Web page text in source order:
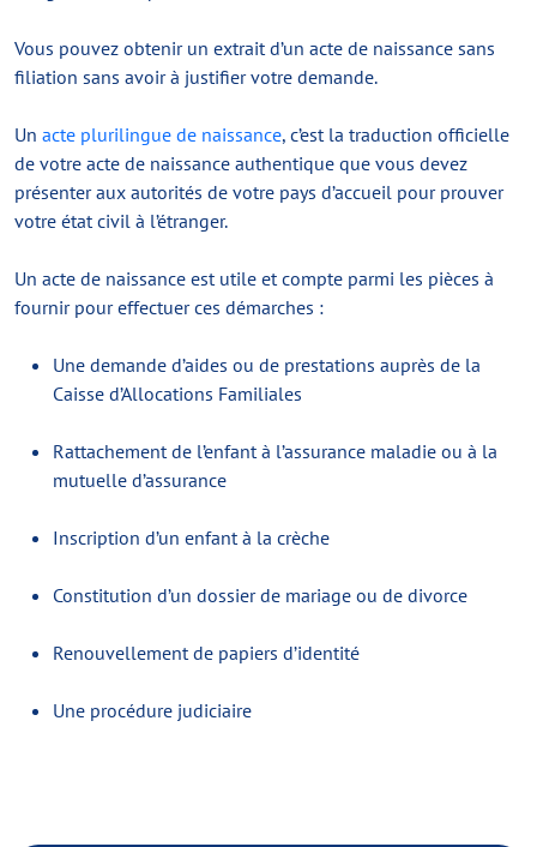
Vous pouvez obtenir un extrait d’un acte de naissance sans
filiation sans avoir à justifier votre demande.
Un acte plurilingue de naissance, c’est la traduction officielle
de votre acte de naissance authentique que vous devez
présenter aux autorités de votre pays d’accueil pour prouver
votre état civil à l’étranger.
Un acte de naissance est utile et compte parmi les pièces à
fournir pour effectuer ces démarches :
Une demande d’aides ou de prestations auprès de la
Caisse d’Allocations Familiales
Rattachement de l’enfant à l’assurance maladie ou à la
mutuelle d’assurance
Inscription d’un enfant à la crèche
Constitution d’un dossier de mariage ou de divorce
Renouvellement de papiers d’identité
Une procédure judiciaire